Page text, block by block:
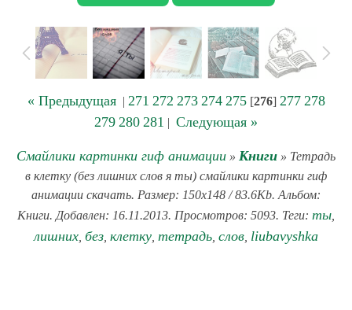
« Предыдущая| 271 272 273 274 275[276] 277 278
279 280 281 | Следующая »
Смайлики картинки гиф анимации » Книги » Тетрадь
в клетку (без лишних слов я ты) смайлики картинки гиф
анимации скачать. Размер: 150x148 / 83.6Kb. Альбом:
Книги. Добавлен: 16.11.2013. Просмотров: 5093. Теги: ты
лишних без клетку тетрадь слов liubavyshka